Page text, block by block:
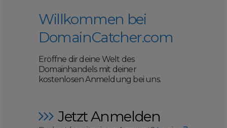
Willkommen bei
DomainCatcher.com
Eröffne dir deine Welt des
Domainhandels mit deiner
kostenlosen Anmeldung bei uns.
Jetzt Anmelden